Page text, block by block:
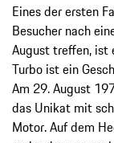
Eines der ersten
Besucher nach
August treffen, ist
Turbo ist ein
Am 29. August
das Unikat mit
Motor. Auf dem